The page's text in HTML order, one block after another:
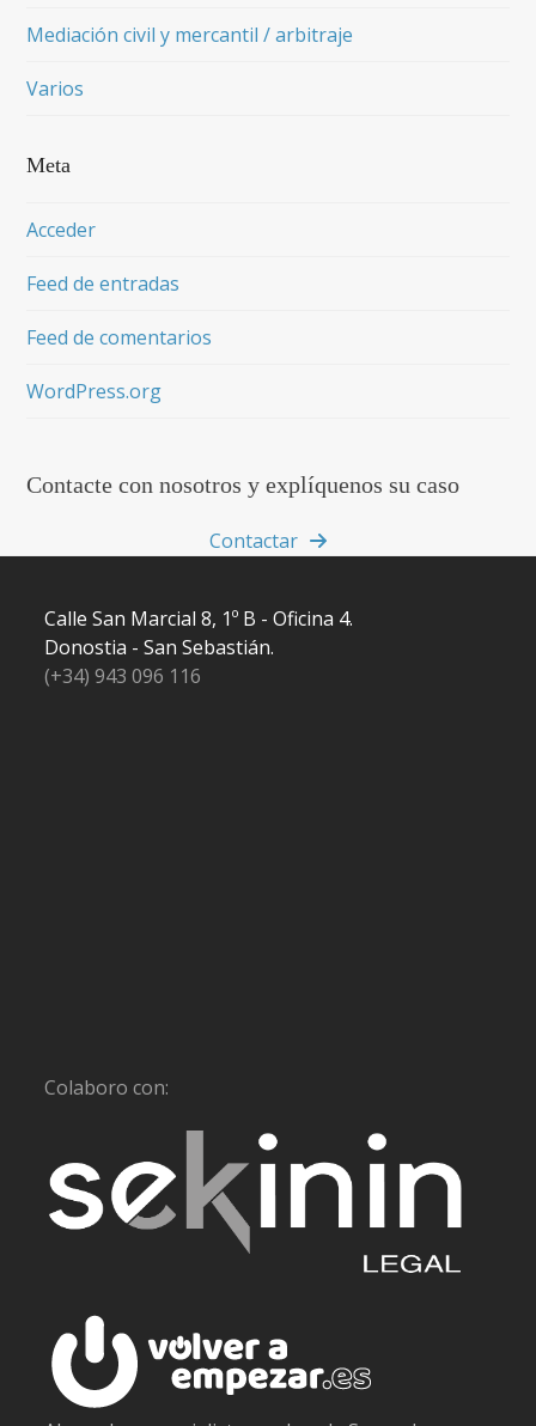
Mediación civil y mercantil / arbitraje
Varios
Meta
Acceder
Feed de entradas
Feed de comentarios
WordPress.org
Contacte con nosotros y explíquenos su caso
Contactar
Calle San Marcial 8, 1º B - Oficina 4.
Donostia - San Sebastián.
(+34) 943 096 116
Colaboro con: